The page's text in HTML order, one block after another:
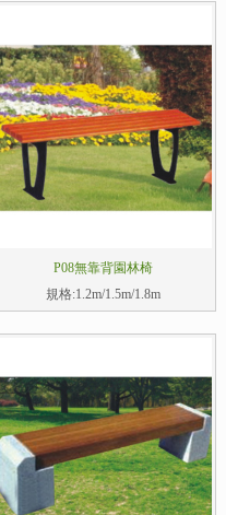
P08無靠背園林椅
規格:1.2m/1.5m/1.8m